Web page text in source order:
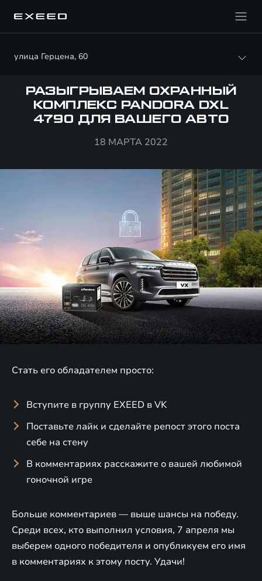
улица Герцена, 60
РАЗЫГРЫВАЕМ ОХРАННЫЙ
КОМПЛЕКС PANDORA DXL
4790 ДЛЯ ВАШЕГО АВТО
18 МАРТА 2022
Стать его обладателем просто:
Вступите в группу EXEED в VK
Поставьте лайк и сделайте репост этого поста
себе на стену
В комментариях расскажите о вашей любимой
гоночной игре
Больше комментариев — выше шансы на победу.
Среди всех, кто выполнил условия, 7 апреля мы
выберем одного победителя и опубликуем его имя
в комментариях к этому посту. Удачи!